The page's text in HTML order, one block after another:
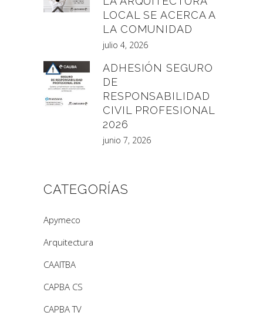
LOCAL SE ACERCA A
LA COMUNIDAD
julio 4, 2026
ADHESIÓN SEGURO
DE
RESPONSABILIDAD
CIVIL PROFESIONAL
2026
junio 7, 2026
CATEGORÍAS
Apymeco
Arquitectura
CAAITBA
CAPBA CS
CAPBA TV